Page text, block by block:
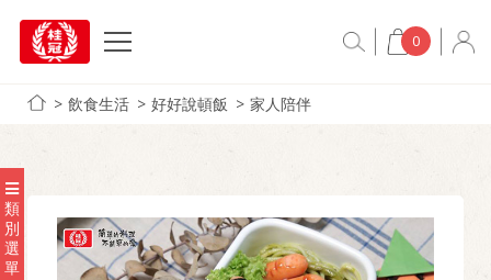
0
飲食生活 好好說頓飯 家人陪伴
類
別
選
單